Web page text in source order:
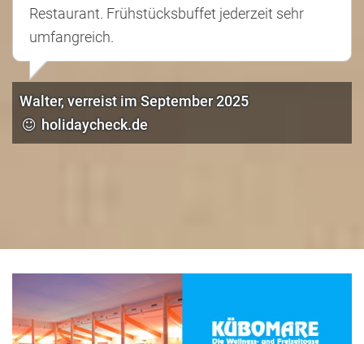
Restaurant. Frühstücksbuffet jederzeit sehr
umfangreich.
Walter, verreist im September 2025
holidaycheck.de